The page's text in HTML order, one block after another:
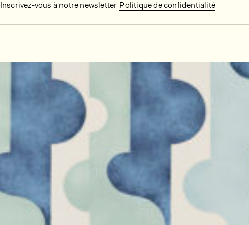
Inscrivez-vous à notre newsletter Politique de confidentialité